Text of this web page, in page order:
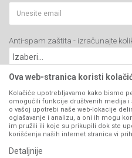
PIB: 102135221
Matični broj: 07593252
Katalozi
Blog
Najčešća pitanja
Kako kupiti
Isporuka
Click & Collect
Načini plaćanja
Plaćanje karticama
Web kredit Raiffeisen banke
Pravo na odustajanje
Reklamacije
Anti-spam zaštita - izračunajte
VIBER I SMS NEWSLETTER
PRATITE NAS
Ova web-stranica koristi
Kolačiće upotrebljavamo kako bismo
omogućili funkcije društvenih medija i
o vašoj upotrebi naše web-lokacije
oglašavanje i analizu, a oni ih mogu
im pružili ili koje su prikupili dok ste
korišćenja naših internet stranica vi
Detaljnije